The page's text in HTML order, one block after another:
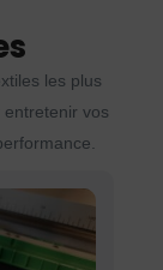
les plus
vos